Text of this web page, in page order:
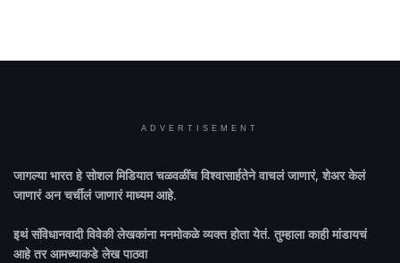
ADVERTISEMENT
जागल्या भारतहे सोशल मिडियात चळवळींच विश्वासार्हतेने वाचलं जाणारं, शेअर केलं
जाणारं अन चर्चीलं जाणारं माध्यम आहे.
इथं संविधानवादी विवेकी लेखकांना मनमोकळे व्यक्त होता येतं. तुम्हाला काही मांडायचं
आहे तर आमच्याकडे लेख पाठवा